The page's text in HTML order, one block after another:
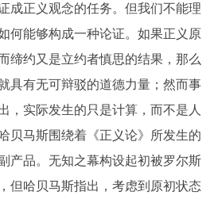
成正义观念的任务。但我们不能理
何能够构成一种论证。如果正义原
缔约又是立约者慎思的结果，那么
具有无可辩驳的道德力量；然而事
，实际发生的只是计算，而不是人
贝马斯围绕着《正义论》所发生的
产品。无知之幕构设起初被罗尔斯
但哈贝马斯指出，考虑到原初状态